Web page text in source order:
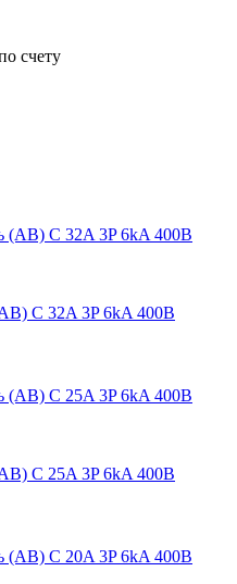
счету
C 32A 3P 6kA 400В
C 25A 3P 6kA 400В